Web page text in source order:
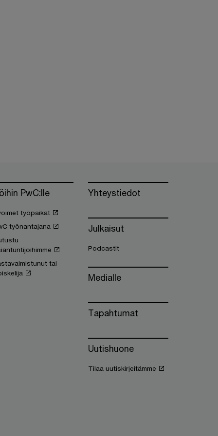
PwC:lle
työpaikat
työnantajana
tai
Yhteystiedot
Julkaisut
Podcastit
Medialle
Tapahtumat
Uutishuone
Tilaa uutiskirjeitämme